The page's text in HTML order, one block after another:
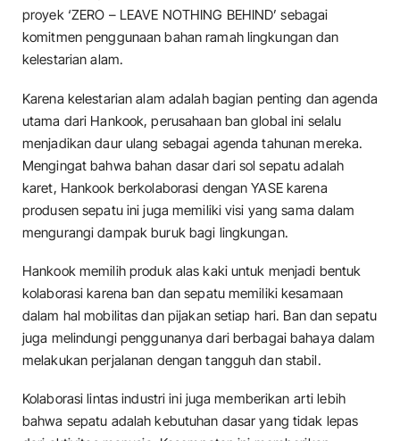
proyek ‘ZERO – LEAVE NOTHING BEHIND’ sebagai
komitmen penggunaan bahan ramah lingkungan dan
kelestarian alam.
Karena kelestarian alam adalah bagian penting dan agenda
utama dari Hankook, perusahaan ban global ini selalu
menjadikan daur ulang sebagai agenda tahunan mereka.
Mengingat bahwa bahan dasar dari sol sepatu adalah
karet, Hankook berkolaborasi dengan YASE karena
produsen sepatu ini juga memiliki visi yang sama dalam
mengurangi dampak buruk bagi lingkungan.
Hankook memilih produk alas kaki untuk menjadi bentuk
kolaborasi karena ban dan sepatu memiliki kesamaan
dalam hal mobilitas dan pijakan setiap hari. Ban dan sepatu
juga melindungi penggunanya dari berbagai bahaya dalam
melakukan perjalanan dengan tangguh dan stabil.
Kolaborasi lintas industri ini juga memberikan arti lebih
bahwa sepatu adalah kebutuhan dasar yang tidak lepas